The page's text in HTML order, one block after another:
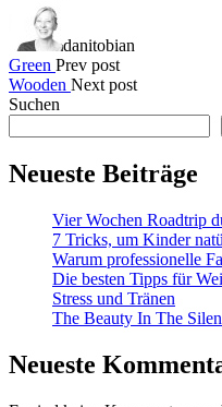
danitobian
Green Prev post
Wooden Next post
Suchen
Neueste Beiträge
Vier Wochen Roadtrip
7 Tricks, um Kinder
Warum professionelle
Die besten Tipps für
Stress und Tränen
The Beauty In The
Neueste